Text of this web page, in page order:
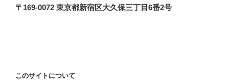
〒169-0072 東京都新宿区大久保三丁目6番2号
このサイトについて